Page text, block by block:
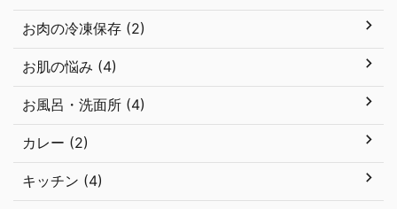
お肉の冷凍保存 (2)
お肌の悩み (4)
お風呂・洗面所 (4)
カレー (2)
キッチン (4)